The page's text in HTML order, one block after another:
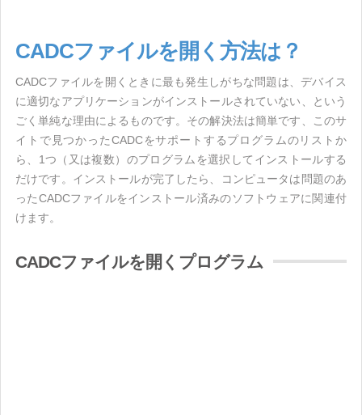
CADCファイルを開く方法は？
CADCファイルを開くときに最も発生しがちな問題は、デバイス
に適切なアプリケーションがインストールされていない、という
ごく単純な理由によるものです。その解決法は簡単です、このサ
イトで見つかったCADCをサポートするプログラムのリストか
ら、1つ（又は複数）のプログラムを選択してインストールする
だけです。インストールが完了したら、コンピュータは問題のあ
ったCADCファイルをインストール済みのソフトウェアに関連付
けます。
CADCファイルを開くプログラム